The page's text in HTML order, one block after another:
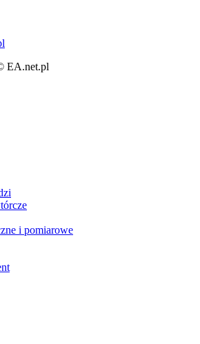
EA.net.pl
i pomiarowe